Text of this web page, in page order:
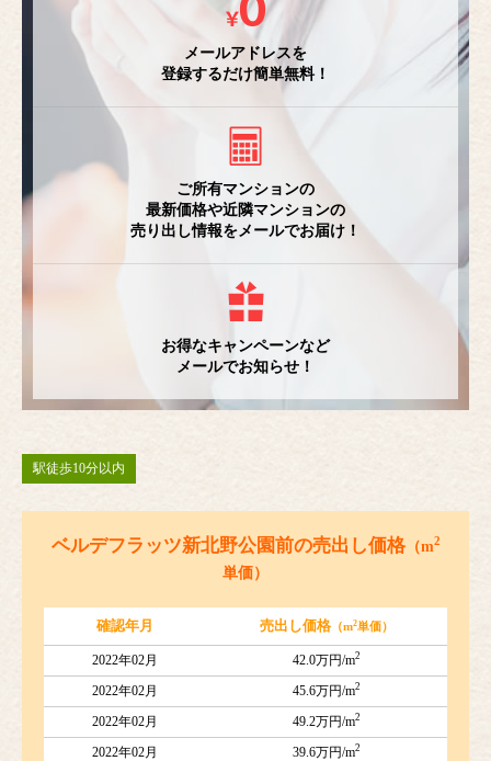
メールアドレスを
登録するだけ簡単無料！
ご所有マンションの
最新価格や近隣マンションの
売り出し情報をメールでお届け！
お得なキャンペーンなど
メールでお知らせ！
駅徒歩10分以内
ベルデフラッツ新北野公園前の売出し価格（m2
単価）
確認年月 売出し価格（m2単価）
2022年02月 42.0万円/m2
2022年02月 45.6万円/m2
2022年02月 49.2万円/m2
2022年02月 39.6万円/m2